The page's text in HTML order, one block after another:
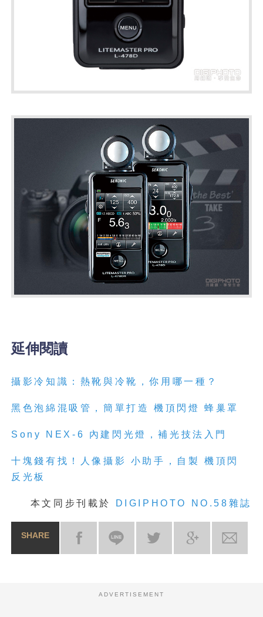
延伸閱讀
攝影冷知識：熱靴與冷靴，你用哪一種？
黑色泡綿混吸管，簡單打造 機頂閃燈 蜂巢罩
Sony NEX-6 內建閃光燈，補光技法入門
十塊錢有找！人像攝影 小助手，自製 機頂閃
反光板
本文同步刊載於 DIGIPHOTO NO.58雜誌
SHARE
ADVERTISEMENT